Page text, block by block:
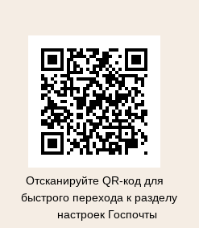
Отсканируйте QR-код для
быстрого перехода к разделу
настроек Госпочты